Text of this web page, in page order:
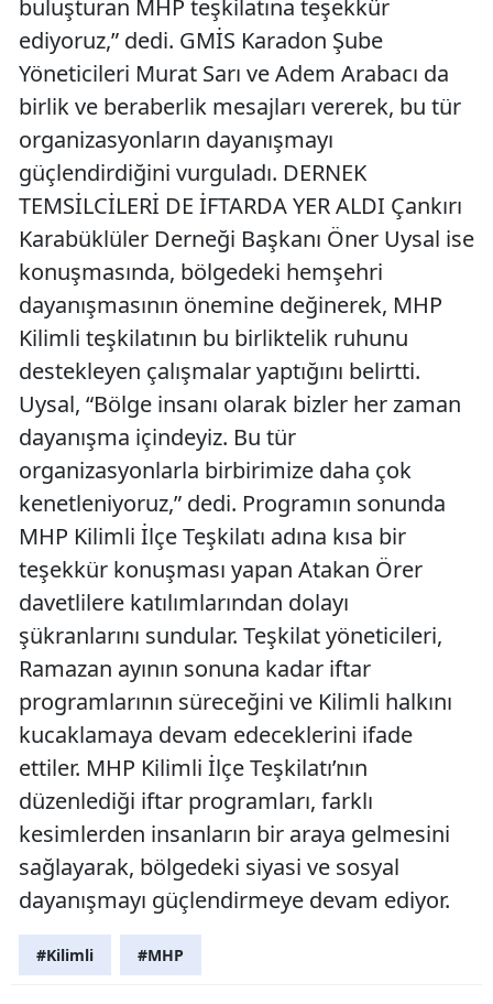
buluşturan MHP teşkilatına teşekkür
ediyoruz,” dedi. GMİS Karadon Şube
Yöneticileri Murat Sarı ve Adem Arabacı da
birlik ve beraberlik mesajları vererek, bu tür
organizasyonların dayanışmayı
güçlendirdiğini vurguladı. DERNEK
TEMSİLCİLERİ DE İFTARDA YER ALDI Çankırı
Karabüklüler Derneği Başkanı Öner Uysal ise
konuşmasında, bölgedeki hemşehri
dayanışmasının önemine değinerek, MHP
Kilimli teşkilatının bu birliktelik ruhunu
destekleyen çalışmalar yaptığını belirtti.
Uysal, “Bölge insanı olarak bizler her zaman
dayanışma içindeyiz. Bu tür
organizasyonlarla birbirimize daha çok
kenetleniyoruz,” dedi. Programın sonunda
MHP Kilimli İlçe Teşkilatı adına kısa bir
teşekkür konuşması yapan Atakan Örer
davetlilere katılımlarından dolayı
şükranlarını sundular. Teşkilat yöneticileri,
Ramazan ayının sonuna kadar iftar
programlarının süreceğini ve Kilimli halkını
kucaklamaya devam edeceklerini ifade
ettiler. MHP Kilimli İlçe Teşkilatı’nın
düzenlediği iftar programları, farklı
kesimlerden insanların bir araya gelmesini
sağlayarak, bölgedeki siyasi ve sosyal
dayanışmayı güçlendirmeye devam ediyor.
#Kilimli #MHP